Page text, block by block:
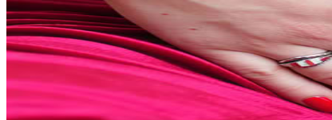
Medicina del grembo Maya
Partecipa a un ritiro esperienziale di 2 giorni dedicato alla
395,00 €
12 settembre 2026